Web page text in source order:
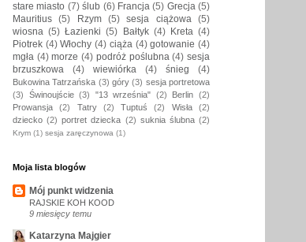
stare miasto (7) ślub (6) Francja (5) Grecja (5)
Mauritius (5) Rzym (5) sesja ciążowa (5)
wiosna (5) Łazienki (5) Bałtyk (4) Kreta (4)
Piotrek (4) Włochy (4) ciąża (4) gotowanie (4)
mgła (4) morze (4) podróż poślubna (4) sesja
brzuszkowa
(4) wiewiórka (4) śnieg (4)
Bukowina Tatrzańska (3) góry (3) sesja portretowa
(3)
Świnoujście (3) "13 września" (2) Berlin (2)
Prowansja
(2) Tatry (2) Tuptuś (2) Wisła
(2)
dziecko (2) portret dziecka (2) suknia ślubna (2)
Krym (1) sesja zaręczynowa (1)
Moja lista blogów
Mój punkt widzenia
RAJSKIE KOH KOOD
9 miesięcy temu
Katarzyna Majgier